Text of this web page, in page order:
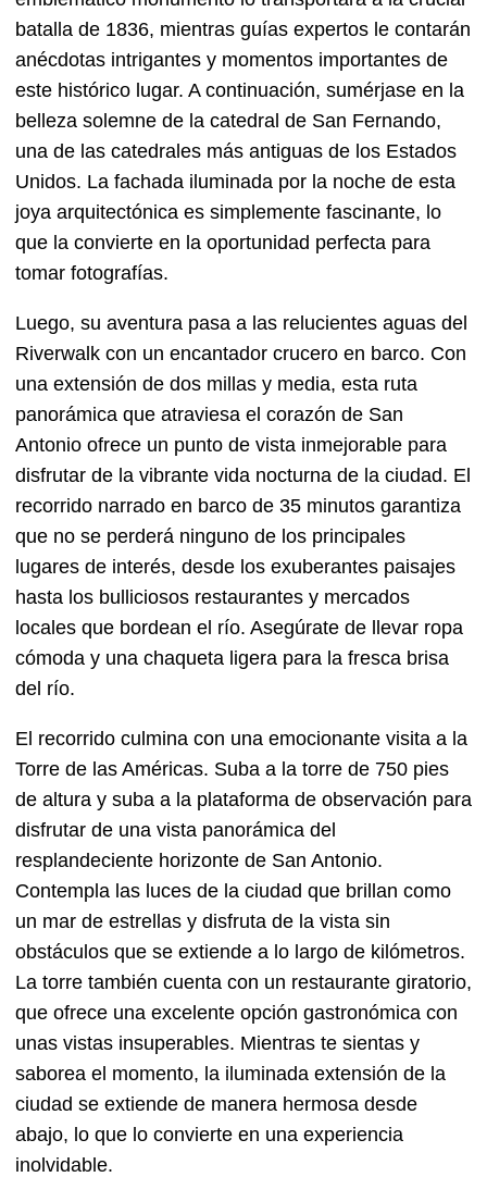
batalla de 1836, mientras guías expertos le contarán
anécdotas intrigantes y momentos importantes de
este histórico lugar. A continuación, sumérjase en la
belleza solemne de la catedral de San Fernando,
una de las catedrales más antiguas de los Estados
Unidos. La fachada iluminada por la noche de esta
joya arquitectónica es simplemente fascinante, lo
que la convierte en la oportunidad perfecta para
tomar fotografías.
Luego, su aventura pasa a las relucientes aguas del
Riverwalk con un encantador crucero en barco. Con
una extensión de dos millas y media, esta ruta
panorámica que atraviesa el corazón de San
Antonio ofrece un punto de vista inmejorable para
disfrutar de la vibrante vida nocturna de la ciudad. El
recorrido narrado en barco de 35 minutos garantiza
que no se perderá ninguno de los principales
lugares de interés, desde los exuberantes paisajes
hasta los bulliciosos restaurantes y mercados
locales que bordean el río. Asegúrate de llevar ropa
cómoda y una chaqueta ligera para la fresca brisa
del río.
El recorrido culmina con una emocionante visita a la
Torre de las Américas. Suba a la torre de 750 pies
de altura y suba a la plataforma de observación para
disfrutar de una vista panorámica del
resplandeciente horizonte de San Antonio.
Contempla las luces de la ciudad que brillan como
un mar de estrellas y disfruta de la vista sin
obstáculos que se extiende a lo largo de kilómetros.
La torre también cuenta con un restaurante giratorio,
que ofrece una excelente opción gastronómica con
unas vistas insuperables. Mientras te sientas y
saborea el momento, la iluminada extensión de la
ciudad se extiende de manera hermosa desde
abajo, lo que lo convierte en una experiencia
inolvidable.